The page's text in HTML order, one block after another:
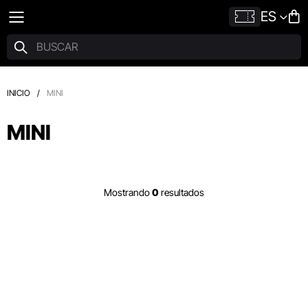
ES
INICIO / MINI
MINI
Mostrando0 resultados